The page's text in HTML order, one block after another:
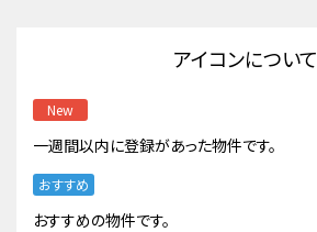
アイコンについて
New
一週間以内に登録があった物件です。
おすすめ
おすすめの物件です。